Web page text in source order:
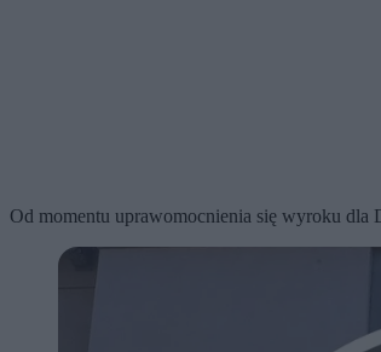
Od momentu uprawomocnienia się wyroku dla